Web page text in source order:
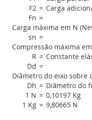
F2 = Carga
Fn =
Carga máxima em N
sn =
Compressão máxima
R = Constante
Dd =
Diâmetro do eixo sobre
Dh = Diâmetro do
1 N = 0,10197 Kg
1 Kg = 9,80665 N